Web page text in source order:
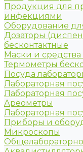
Продукция для
инфекциями
Оборудование
Дозаторы
бесконтактные
Маски и
Термометры
Посуда
Лабораторная
Лабораторная
Ареометры
Лабораторная
Приборы и
Микроскопы